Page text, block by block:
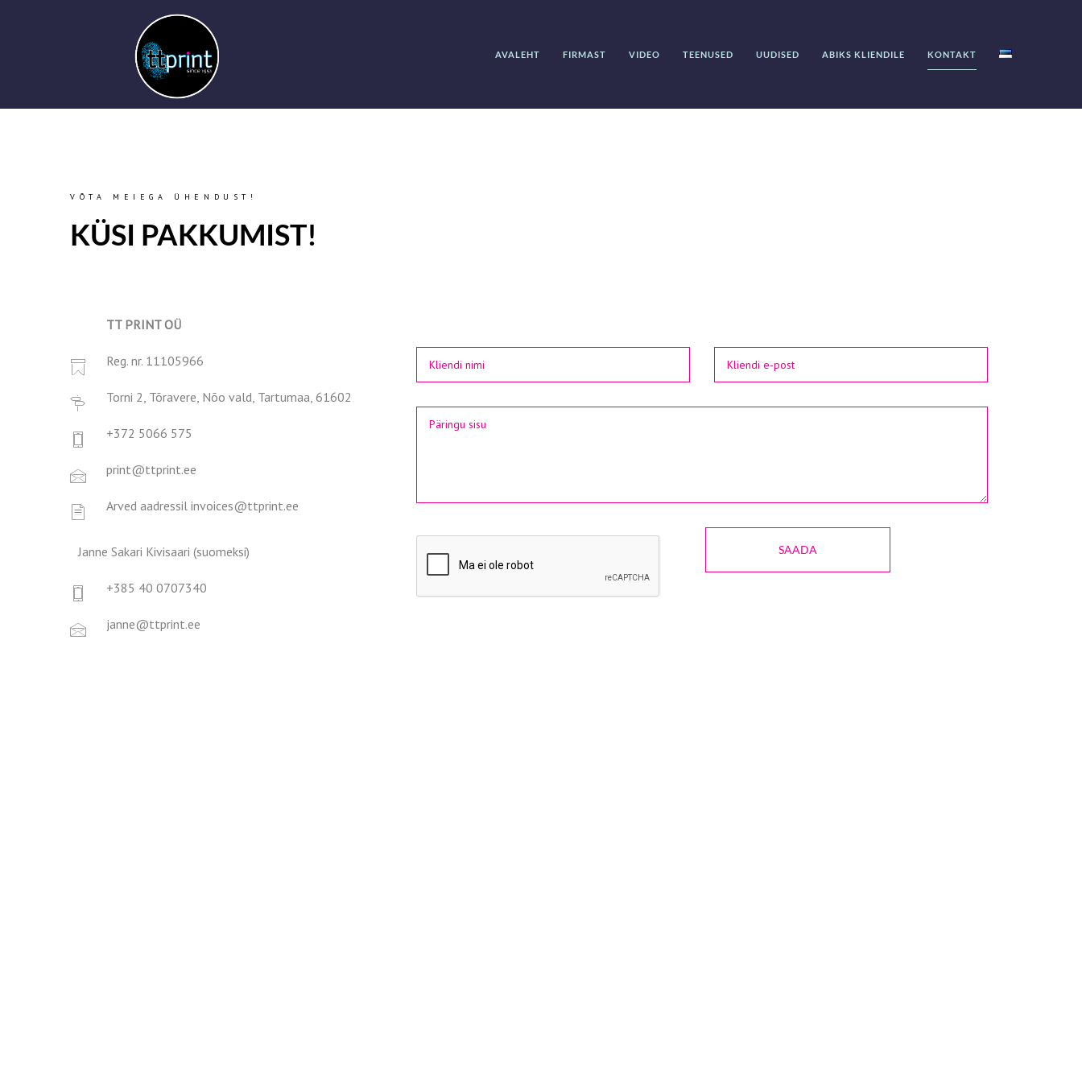
AVALEHT FIRMAST VIDEO TEENUSED UUDISED ABIKS KLIENDILE KONTAKT
VÕTA MEIEGA ÜHENDUST!
KÜSI PAKKUMIST!
TT PRINT OÜ
Reg. nr. 11105966
Torni 2, Tõravere, Nõo vald, Tartumaa, 61602
+372 5066 575
print@ttprint.ee
Arved aadressil invoices@ttprint.ee
Janne Sakari Kivisaari (suomeksi)
+385 40 0707340
janne@ttprint.ee
SAADA